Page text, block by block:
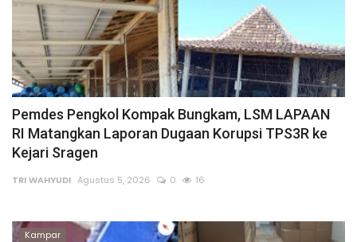
Pemdes Pengkol Kompak Bungkam, LSM LAPAAN
RI Matangkan Laporan Dugaan Korupsi TPS3R ke
Kejari Sragen
TRI WAHYUDI Agustus 5, 2026 0 16
Kampar